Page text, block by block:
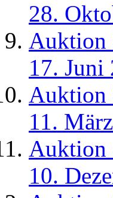
28.
Auktion
17. Juni
Auktion
11.
Auktion
10.